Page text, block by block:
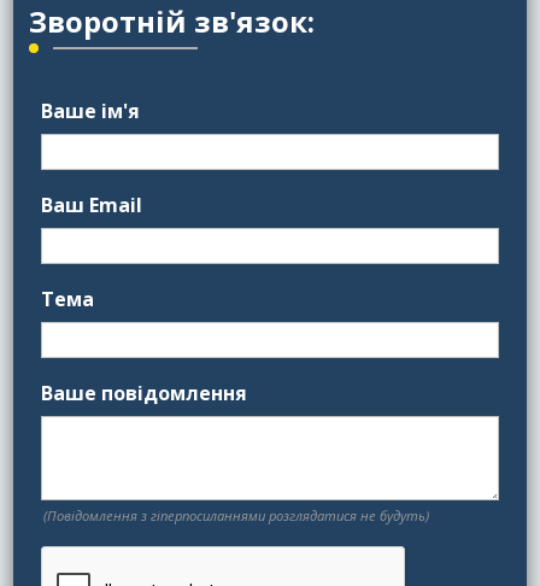
Зворотній зв'язок:
Ваше ім'я
Ваш Email
Тема
Ваше повідомлення
(Повідомлення з гіперпосиланнями розглядатися не будуть)